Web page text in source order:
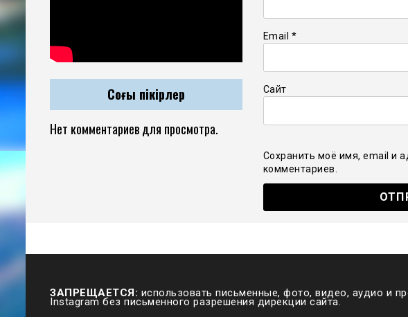
Email *
Сайт
Сохранить моё имя, email и
комментариев.
Соңғы пікірлер
Нет комментариев для просмотра.
ЗАПРЕЩАЕТСЯ: использовать письменные, фото, видео, аудио и
Instagram без письменного разрешения дирекции сайта.